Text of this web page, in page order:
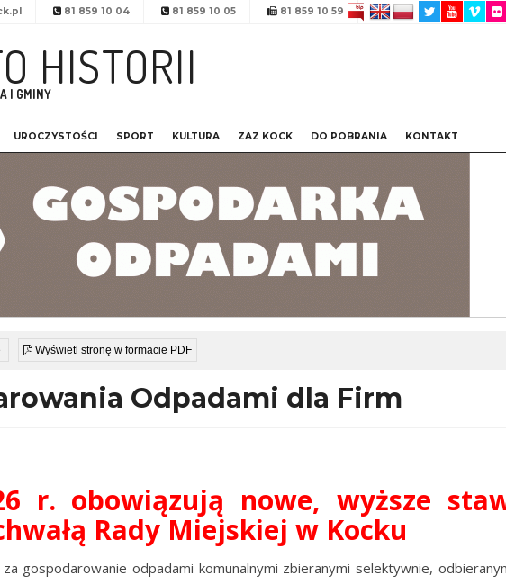
81 859 10 04 81 859 10 05 81 859 10 59
HISTORII
I GMINY
UROCZYSTOŚCI SPORT KULTURA ZAZ KOCK DO POBRANIA KONTAKT
Wyświetl stronę w formacie PDF
Odpadami dla Firm
r. obowiązują nowe, wyższe
Rady Miejskiej w Kocku
gospodarowanie odpadami komunalnymi zbieranymi selektywnie,